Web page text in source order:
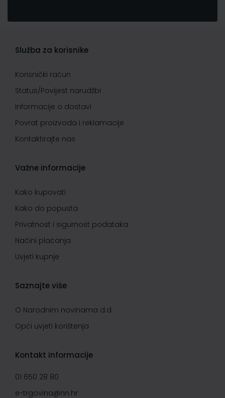
Služba za korisnike
Korisnički račun
Status/Povijest narudžbi
Informacije o dostavi
Povrat proizvoda i reklamacije
Kontaktirajte nas
Važne informacije
Kako kupovati
Kako do popusta
Privatnost i sigurnost podataka
Načini plaćanja
Uvjeti kupnje
Saznajte više
O Narodnim novinama d.d.
Opći uvjeti korištenja
Kontakt informacije
01 650 28 80
e-trgovina@nn.hr